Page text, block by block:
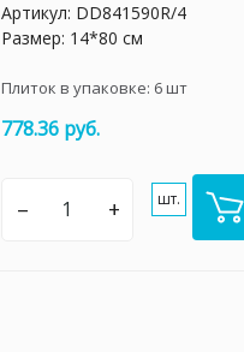
Артикул: DD841590R/4
Размер: 14*80 см
Плиток в упаковке: 6шт
778.36 руб.
– + шт.